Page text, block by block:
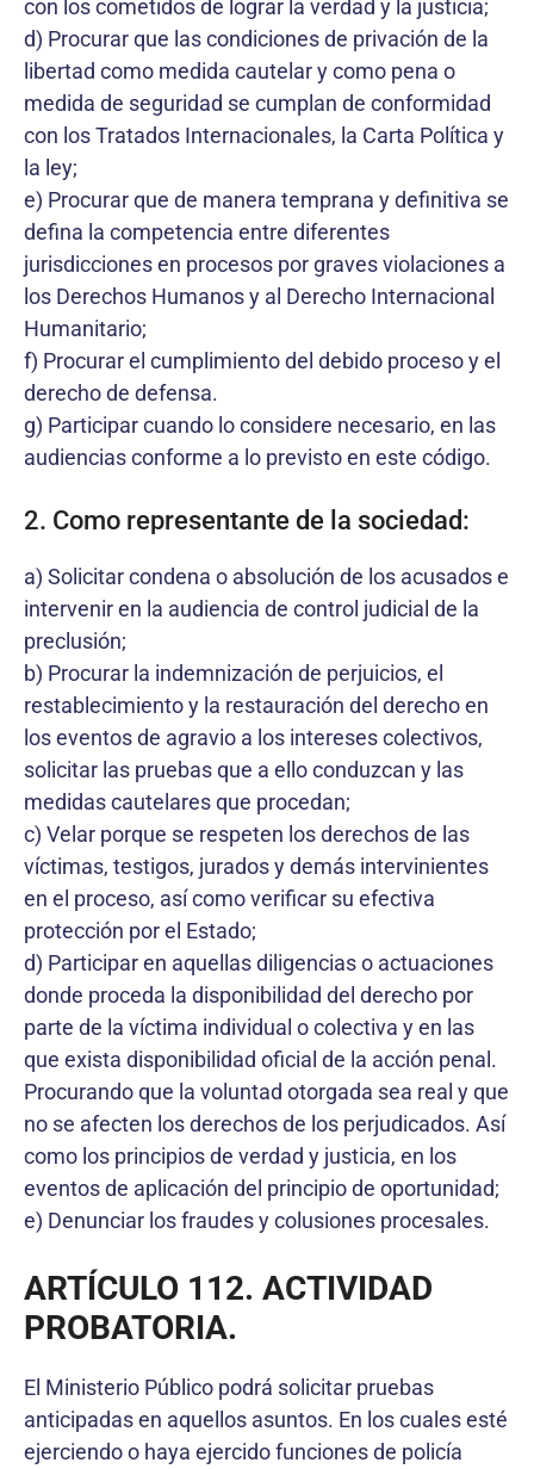
con los cometidos de lograr la verdad y la justicia;
d) Procurar que las condiciones de privación de la
libertad como medida cautelar y como pena o
medida de seguridad se cumplan de conformidad
con los Tratados Internacionales, la Carta Política y
la ley;
e) Procurar que de manera temprana y definitiva se
defina la competencia entre diferentes
jurisdicciones en procesos por graves violaciones a
los Derechos Humanos y al Derecho Internacional
Humanitario;
f) Procurar el cumplimiento del debido proceso y el
derecho de defensa.
g) Participar cuando lo considere necesario, en las
audiencias conforme a lo previsto en este código.
2. Como representante de la sociedad:
a) Solicitar condena o absolución de los acusados e
intervenir en la audiencia de control judicial de la
preclusión;
b) Procurar la indemnización de perjuicios, el
restablecimiento y la restauración del derecho en
los eventos de agravio a los intereses colectivos,
solicitar las pruebas que a ello conduzcan y las
medidas cautelares que procedan;
c) Velar porque se respeten los derechos de las
víctimas, testigos, jurados y demás intervinientes
en el proceso, así como verificar su efectiva
protección por el Estado;
d) Participar en aquellas diligencias o actuaciones
donde proceda la disponibilidad del derecho por
parte de la víctima individual o colectiva y en las
que exista disponibilidad oficial de la acción penal.
Procurando que la voluntad otorgada sea real y que
no se afecten los derechos de los perjudicados. Así
como los principios de verdad y justicia, en los
eventos de aplicación del principio de oportunidad;
e) Denunciar los fraudes y colusiones procesales.
ARTÍCULO 112. ACTIVIDAD
PROBATORIA.
El Ministerio Público podrá solicitar pruebas
anticipadas en aquellos asuntos. En los cuales esté
ejerciendo o haya ejercido funciones de policía